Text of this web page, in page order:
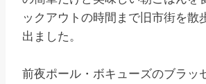
ックアウトの時間まで旧市街を散
出ました。
前夜ポール・ボキューズのブラ